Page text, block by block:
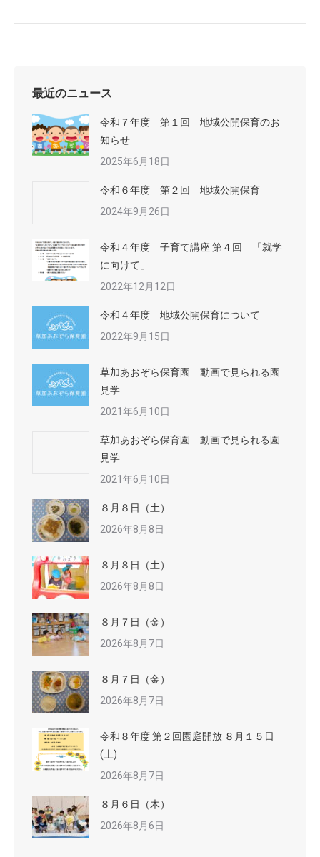
最近のニュース
令和７年度 第１回 地域公開保育のお
知らせ
2025年6月18日
令和６年度 第２回 地域公開保育
2024年9月26日
令和４年度 子育て講座 第４回 「就学
に向けて」
2022年12月12日
令和４年度 地域公開保育について
2022年9月15日
草加あおぞら保育園 動画で見られる園
見学
2021年6月10日
草加あおぞら保育園 動画で見られる園
見学
2021年6月10日
８月８日（土）
2026年8月8日
８月８日（土）
2026年8月8日
８月７日（金）
2026年8月7日
８月７日（金）
2026年8月7日
令和８年度 第２回園庭開放 ８月１５日
(土)
2026年8月7日
８月６日（木）
2026年8月6日